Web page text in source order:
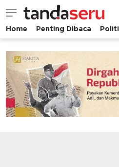
tandaseru.com | Penting
tandaseru.com
Home Penting Dibaca